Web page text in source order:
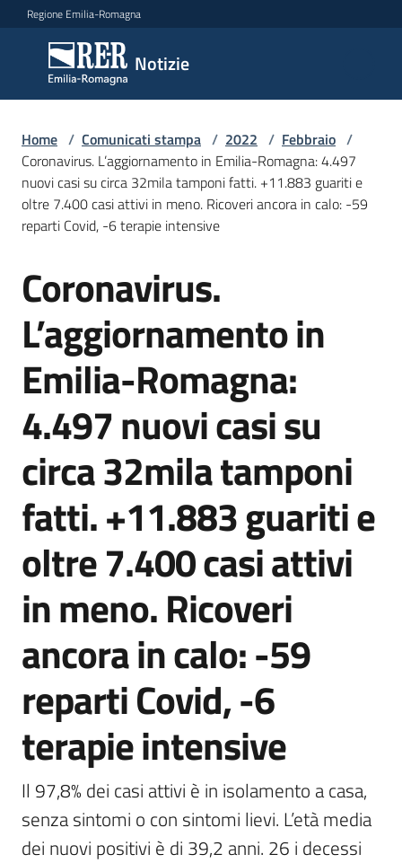
Vai al contenuto
Vai alla navigazione
Vai al footer
Regione Emilia-Romagna
Notizie
Notizie
Comunicati
stampa
Menu selezionato
Cerca
un
Risorse
Agenzia
di
informazione
e
comunicazione
Seguici
su
Home / Comunicati stampa / 2022 / Febbraio /
Coronavirus. L’aggiornamento in Emilia-Romagna: 4.497
nuovi casi su circa 32mila tamponi fatti. +11.883 guariti e
oltre 7.400 casi attivi in meno. Ricoveri ancora in calo: -59
reparti Covid, -6 terapie intensive
Salta al contenuto
Coronavirus.
L’aggiornamento in
Emilia-Romagna:
4.497 nuovi casi su
circa 32mila tamponi
fatti. +11.883 guariti e
oltre 7.400 casi attivi
in meno. Ricoveri
ancora in calo: -59
reparti Covid, -6
terapie intensive
Il 97,8% dei casi attivi è in isolamento a casa,
senza sintomi o con sintomi lievi. L’età media
dei nuovi positivi è di 39,2 anni. 26 i decessi